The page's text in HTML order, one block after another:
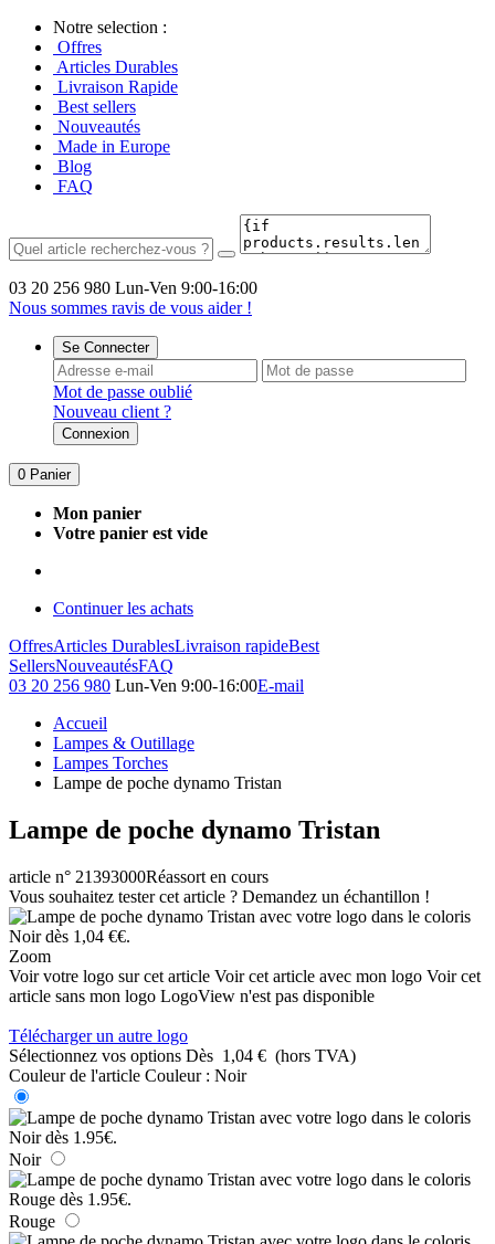
Notre selection :
Offres
Articles Durables
Livraison Rapide
Best sellers
Nouveautés
Made in Europe
Blog
FAQ
03 20 256 980 Lun-Ven 9:00-16:00
Nous sommes ravis de vous aider !
Se Connecter
Mot de passe oublié
Nouveau client ?
Connexion
0 Panier
Mon panier
Votre panier est vide
Continuer les achats
OffresArticles DurablesLivraison rapideBest
SellersNouveautésFAQ
03 20 256 980 Lun-Ven 9:00-16:00E-mail
Accueil
Lampes & Outillage
Lampes Torches
Lampe de poche dynamo Tristan
Lampe de poche dynamo Tristan
article n° 21393000Réassort en cours
Vous souhaitez tester cet article ? Demandez un échantillon !
Zoom
Voir votre logo sur cet article Voir cet article avec mon logo Voir cet
article sans mon logo LogoView n'est pas disponible
Télécharger un autre logo
Sélectionnez vos options Dès 1,04 € (hors TVA)
Couleur de l'article Couleur : Noir
Noir
Rouge